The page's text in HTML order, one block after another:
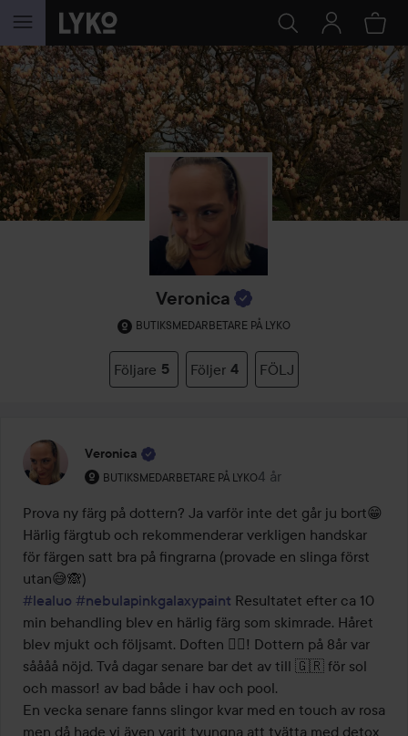
HOPPA TILL INNEHÅLLET
Veronica
BUTIKSMEDARBETARE PÅ LYKO
Följare 5 Följer 4 FÖLJ
Veronica
BUTIKSMEDARBETARE PÅ LYKO
Användarens roll: Butiksmedarbetare på Lyko.
4 år
Inlägget skapades 4 år
Prova ny färg på dottern? Ja varför inte det går ju bort😁
Härlig färgtub och rekommenderar verkligen handskar
för färgen satt bra på fingrarna (provade en slinga först
#lealuo #nebulapinkgalaxypaint Resultatet efter ca 10
min behandling blev en härlig färg som skimrade. Håret
blev mjukt och följsamt. Doften 👍🏻! Dottern på 8år var
såååå nöjd. Två dagar senare bar det av till 🇬🇷 för sol
och massor! av bad både i hav och pool.
En vecka senare fanns slingor kvar med en touch av rosa
men då hade vi även varit tvungna att tvätta med detox